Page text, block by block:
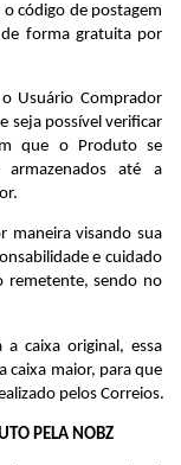
código de postagem
forma gratuita por
Usuário Comprador
seja possível verificar
que o Produto se
até a
maneira visando sua
e cuidado
remetente, sendo no
caixa original, essa
caixa maior, para que
pelos Correios.
PELA NOBZ